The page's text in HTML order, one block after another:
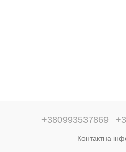
+380993537869
Контактна